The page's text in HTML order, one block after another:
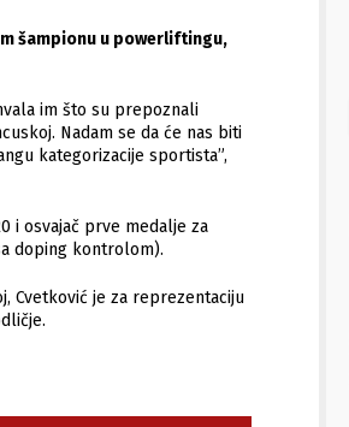
šampionu u powerliftingu,
im što su prepoznali
Nadam se da će nas biti
kategorizacije sportista”,
i osvajač prve medalje za
doping kontrolom).
Cvetković je za reprezentaciju